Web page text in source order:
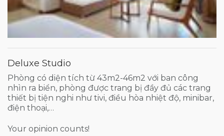
Deluxe Studio
Phòng có diện tích từ 43m2-46m2 với ban công
nhìn ra biển, phòng được trang bị đầy đủ các trang
thiết bị tiện nghi như tivi, điều hòa nhiệt độ, minibar,
điện thoại,…
Your opinion counts!